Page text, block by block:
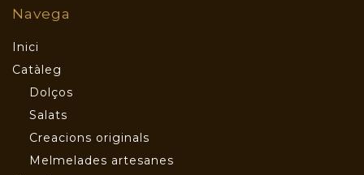
Navega
Inici
Catàleg
Dolços
Salats
Creacions originals
Melmelades artesanes